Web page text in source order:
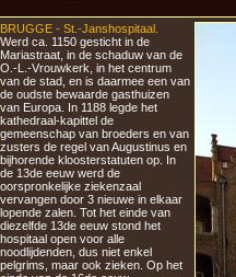
BRUGGE - St.-Janshospitaal.
Werd ca. 1150 gesticht in de
Mariastraat, in de schaduw van de
O.-L.-Vrouwkerk, in het centrum
van de stad, en is daarmee een van
de oudste bewaarde gasthuizen
van Europa. In 1188 legde het
kathedraal-kapittel de
gemeenschap van broeders en van
zusters de regel van Augustinus en
bijhorende kloosterstatuten op. In
de 13de eeuw werd de
oorspronkelijke ziekenzaal
vervangen door 3 nieuwe in elkaar
lopende zalen. Tot het einde van
diezelfde 13de eeuw stond het
hospitaal open voor alle
noodlijdenden, dus niet enkel
pelgrims, maar ook zieken. Op het